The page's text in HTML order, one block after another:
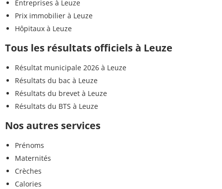
Entreprises à Leuze
Prix immobilier à Leuze
Hôpitaux à Leuze
Tous les résultats officiels à Leuze
Résultat municipale 2026 à Leuze
Résultats du bac à Leuze
Résultats du brevet à Leuze
Résultats du BTS à Leuze
Nos autres services
Prénoms
Maternités
Crèches
Calories